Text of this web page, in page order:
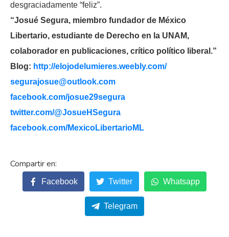
desgraciadamente “feliz”.
“Josué Segura, miembro fundador de México
Libertario, estudiante de Derecho en la UNAM,
colaborador en publicaciones, crítico político liberal.”
Blog: http://elojodelumieres.weebly.com/
segurajosue@outlook.com
facebook.com/josue29segura
twitter.com/@JosueHSegura
facebook.com/MexicoLibertarioML
Facebook Twitter Whatsapp
Telegram